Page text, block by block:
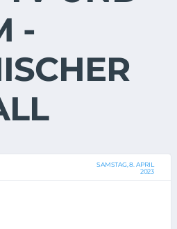
-
SAMSTAG, 8. APRIL
2023